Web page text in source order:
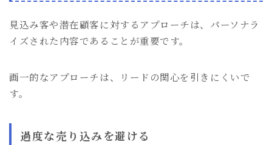
見込み客や潜在顧客に対するアプローチは、パーソナラ
イズされた内容であることが重要です。
画一的なアプローチは、リードの関心を引きにくいで
す。
過度な売り込みを避ける